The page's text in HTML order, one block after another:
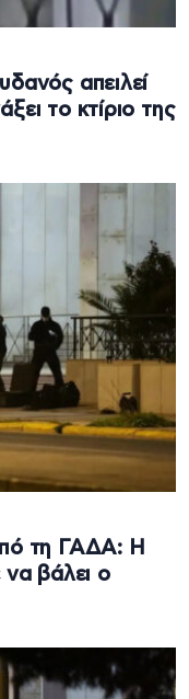
απειλεί
το κτίριο της
τη ΓΑΔΑ: Η
να βάλει ο